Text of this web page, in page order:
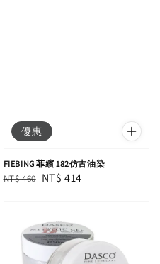
優惠
FIEBING 菲繽 182仿古油染
Regular
NT$ 460 Sale
NT$ 414